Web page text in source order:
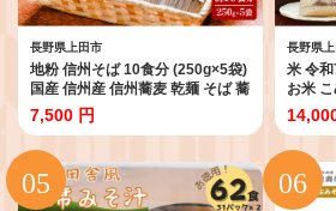
長野県上田市
地粉 信州そば 10食分 (250g×5袋)
国産 信州産 信州蕎麦 乾麺 そば 蕎
麦 ソバ 干しそば 干し蕎麦 小麦粉
そば粉 麺類 お中元 信州 長野 長野
県 上田市 [№5312-1048]
7,500 円
長野県
米 令
お米
キロ
市 上